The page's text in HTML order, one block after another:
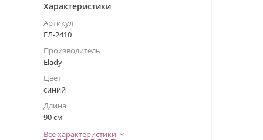
Характеристики
Артикул
ЕЛ-2410
Производитель
Elady
Цвет
синий
Длина
90 см
Все характеристики